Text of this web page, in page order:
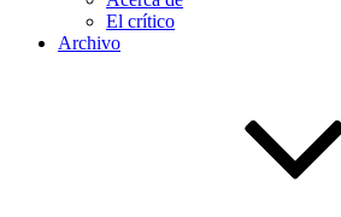
El crítico
Archivo